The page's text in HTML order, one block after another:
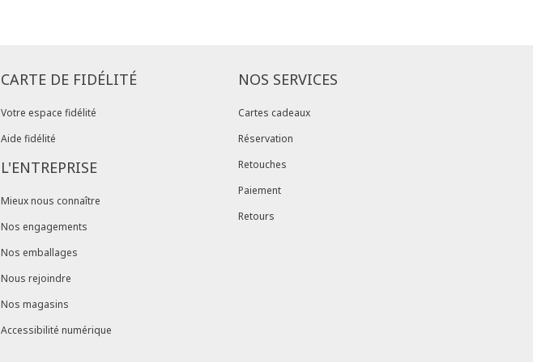
CARTE DE FIDÉLITÉ
Votre espace fidélité
Aide fidélité
L'ENTREPRISE
Mieux nous connaître
Nos engagements
Nos emballages
Nous rejoindre
Nos magasins
Accessibilité numérique
NOS SERVICES
Cartes cadeaux
Réservation
Retouches
Paiement
Retours